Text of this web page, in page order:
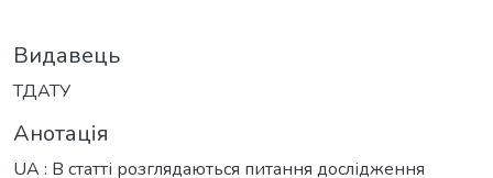
Видавець
ТДАТУ
Анотація
UA : В статті розглядаються питання дослідження